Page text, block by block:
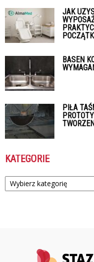
JAK
BASEN
PIŁA
KATEGORIE
Kategorie